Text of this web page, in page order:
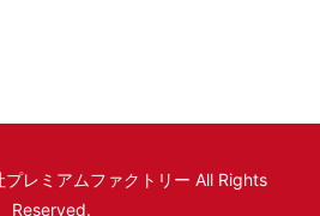
レミアムファクトリー All Rights
Reserved.